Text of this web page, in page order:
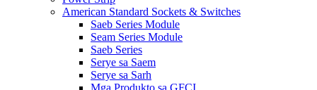
American Standard Sockets & Switches
Saeb Series Module
Seam Series Module
Saeb Series
Serye sa Saem
Serye sa Sarh
Mga Produkto sa GFCI